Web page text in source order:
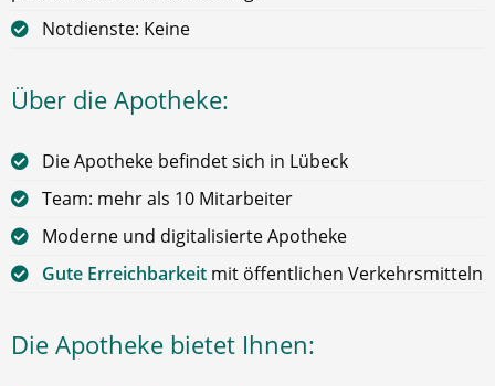
Notdienste: Keine
Über die Apotheke:
Die Apotheke befindet sich in Lübeck
Team: mehr als 10 Mitarbeiter
Moderne und digitalisierte Apotheke
Gute Erreichbarkeit mit öffentlichen Verkehrsmitteln
Die Apotheke bietet Ihnen: